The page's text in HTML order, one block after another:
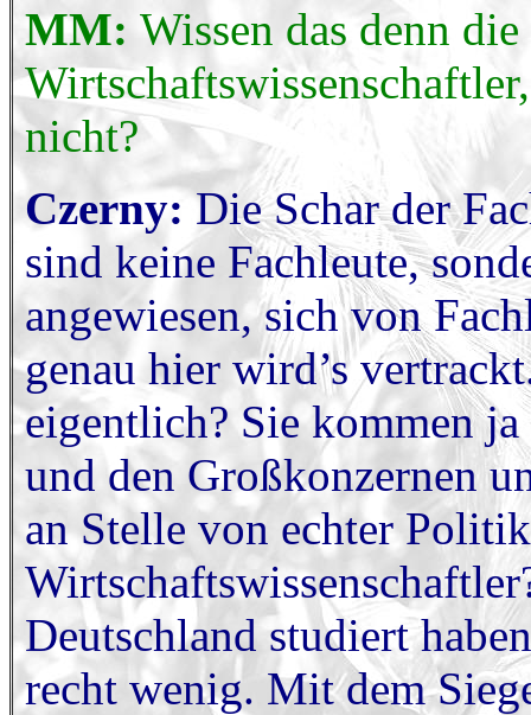
MM: Wissen das denn
nicht?
Czerny: Die Schar der
sind keine Fachleute,
angewiesen, sich von
genau hier wird’s
eigentlich? Sie kommen
und den Großkonzernen
an Stelle von echter
Deutschland studiert
recht wenig. Mit dem